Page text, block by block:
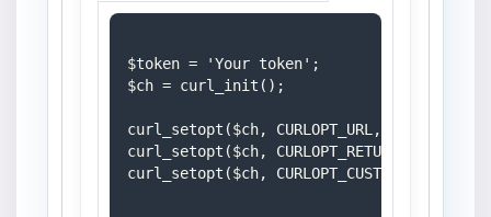
$token = 'Your token';
$ch = curl_init();
curl_setopt($ch, CURLOPT_URL, 'https://
curl_setopt($ch,
curl_setopt($ch, CURLOPT_CUSTOMREQUEST,